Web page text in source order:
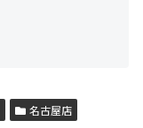
名古屋店